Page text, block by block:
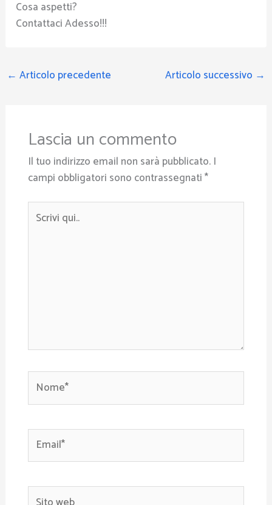
Cosa aspetti?
Contattaci Adesso!!!
← Articolo precedente Articolo successivo →
Lascia un commento
Il tuo indirizzo email non sarà pubblicato. I
campi obbligatori sono contrassegnati*
qui..